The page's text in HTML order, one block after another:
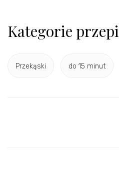
Kategorie
Przekąski do 15 minut